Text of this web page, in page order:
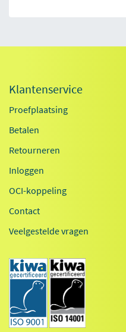
Klantenservice
Proefplaatsing
Betalen
Retourneren
Inloggen
OCI-koppeling
Contact
Veelgestelde vragen